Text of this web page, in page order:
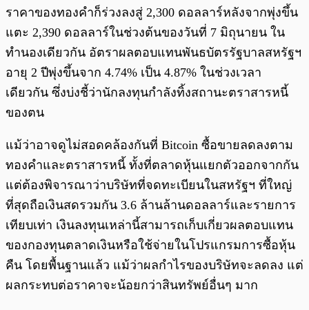
ราคาของทองคำก็ร่วงลงสู่ 2,300 ดอลลาร์หลังจากพุ่งขึ้น
แตะ 2,390 ดอลลาร์ในช่วงต้นของวันที่ 7 มิถุนายน ใน
ทำนองเดียวกัน อัตราผลตอบแทนพันธบัตรรัฐบาลสหรัฐฯ
อายุ 2 ปีพุ่งขึ้นจาก 4.74% เป็น 4.87% ในช่วงเวลา
เดียวกัน ซึ่งบ่งชี้ว่านักลงทุนกำลังทิ้งสถานะตราสารหนี้
ของตน
แม้ว่าอาจดูไม่สอดคล้องกันที่ Bitcoin ซื้อขายลดลงตาม
ทองคำและตราสารหนี้ ทั้งที่ตลาดหุ้นแยกตัวออกจากกัน
แต่ต้องพิจารณาว่าบริษัทที่จดทะเบียนในสหรัฐฯ ที่ใหญ่
ที่สุดถือเงินสดรวมกัน 3.6 ล้านล้านดอลลาร์และรายการ
เทียบเท่า เงินลงทุนเหล่านี้สามารถเก็บเกี่ยวผลตอบแทน
ของกองทุนตลาดเงินหรือใช้จ่ายในโปรแกรมการซื้อหุ้น
คืน โดยพื้นฐานแล้ว แม้ว่าผลกำไรของบริษัทจะลดลง แต่
ผลกระทบต่อราคาจะน้อยกว่าสินทรัพย์อื่นๆ มาก